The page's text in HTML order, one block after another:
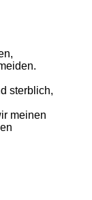
sterblich,
meinen